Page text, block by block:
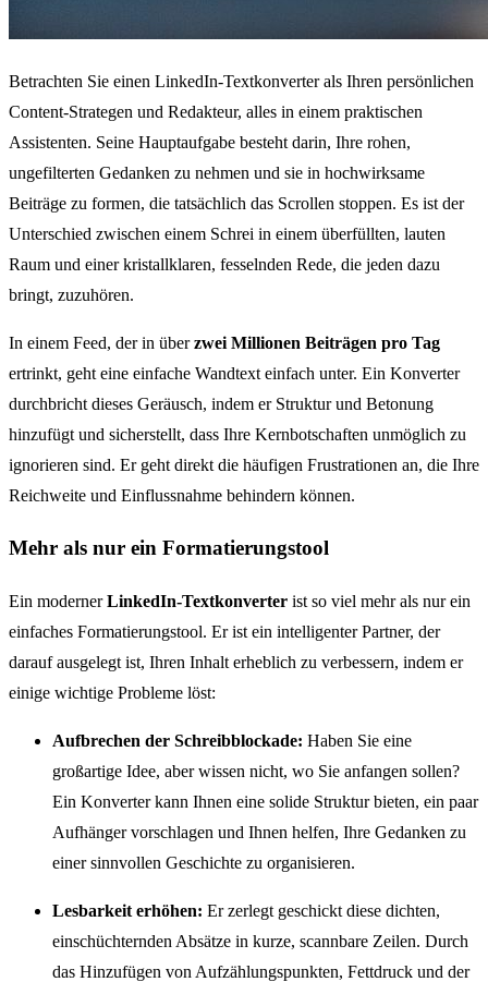
Betrachten Sie einen LinkedIn-Textkonverter als Ihren persönlichen
Content-Strategen und Redakteur, alles in einem praktischen
Assistenten. Seine Hauptaufgabe besteht darin, Ihre rohen,
ungefilterten Gedanken zu nehmen und sie in hochwirksame
Beiträge zu formen, die tatsächlich das Scrollen stoppen. Es ist der
Unterschied zwischen einem Schrei in einem überfüllten, lauten
Raum und einer kristallklaren, fesselnden Rede, die jeden dazu
bringt, zuzuhören.
In einem Feed, der in überzwei Millionen Beiträgen pro Tag
ertrinkt, geht eine einfache Wandtext einfach unter. Ein Konverter
durchbricht dieses Geräusch, indem er Struktur und Betonung
hinzufügt und sicherstellt, dass Ihre Kernbotschaften unmöglich zu
ignorieren sind. Er geht direkt die häufigen Frustrationen an, die Ihre
Reichweite und Einflussnahme behindern können.
Mehr als nur ein Formatierungstool
Ein modernerLinkedIn-Textkonverter ist so viel mehr als nur ein
einfaches Formatierungstool. Er ist ein intelligenter Partner, der
darauf ausgelegt ist, Ihren Inhalt erheblich zu verbessern, indem er
einige wichtige Probleme löst:
Aufbrechen der Schreibblockade: Haben Sie eine
großartige Idee, aber wissen nicht, wo Sie anfangen sollen?
Ein Konverter kann Ihnen eine solide Struktur bieten, ein paar
Aufhänger vorschlagen und Ihnen helfen, Ihre Gedanken zu
einer sinnvollen Geschichte zu organisieren.
Lesbarkeit erhöhen: Er zerlegt geschickt diese dichten,
einschüchternden Absätze in kurze, scannbare Zeilen. Durch
das Hinzufügen von Aufzählungspunkten, Fettdruck und der